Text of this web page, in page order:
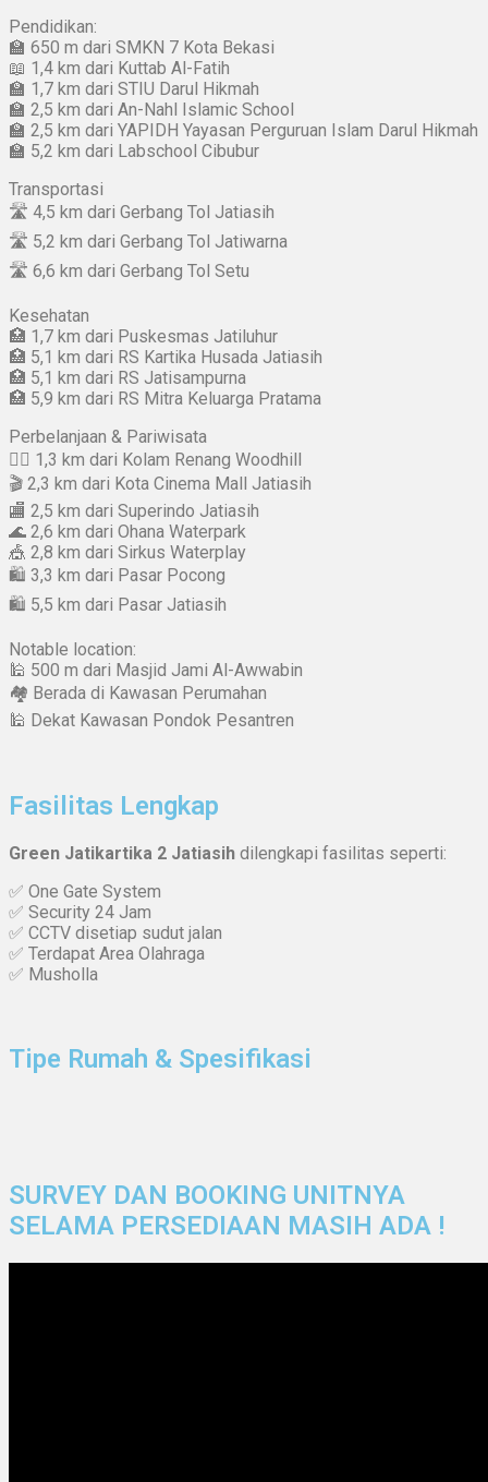
Pendidikan:
🏫 650 m dari SMKN 7 Kota Bekasi
📖 1,4 km dari Kuttab Al-Fatih
🏫 1,7 km dari STIU Darul Hikmah
🏫 2,5 km dari An-Nahl Islamic School
🏫 2,5 km dari YAPIDH Yayasan Perguruan Islam Darul Hikmah
🏫 5,2 km dari Labschool Cibubur
Transportasi
🛣 4,5 km dari Gerbang Tol Jatiasih
🛣 5,2 km dari Gerbang Tol Jatiwarna
🛣 6,6 km dari Gerbang Tol Setu
Kesehatan
🏥 1,7 km dari Puskesmas Jatiluhur
🏥 5,1 km dari RS Kartika Husada Jatiasih
🏥 5,1 km dari RS Jatisampurna
🏥 5,9 km dari RS Mitra Keluarga Pratama
Perbelanjaan & Pariwisata
🏊‍♂️ 1,3 km dari Kolam Renang Woodhill
🎬 2,3 km dari Kota Cinema Mall Jatiasih
🏬 2,5 km dari Superindo Jatiasih
🌊 2,6 km dari Ohana Waterpark
🎪 2,8 km dari Sirkus Waterplay
🛍 3,3 km dari Pasar Pocong
🛍 5,5 km dari Pasar Jatiasih
Notable location:
🕌 500 m dari Masjid Jami Al-Awwabin
🏘 Berada di Kawasan Perumahan
🕌 Dekat Kawasan Pondok Pesantren
Fasilitas Lengkap
Green Jatikartika 2 Jatiasih dilengkapi fasilitas seperti:
✅ One Gate System
✅ Security 24 Jam
✅ CCTV disetiap sudut jalan
✅ Terdapat Area Olahraga
✅ Musholla
Tipe Rumah & Spesifikasi
SURVEY DAN BOOKING UNITNYA
SELAMA PERSEDIAAN MASIH ADA !